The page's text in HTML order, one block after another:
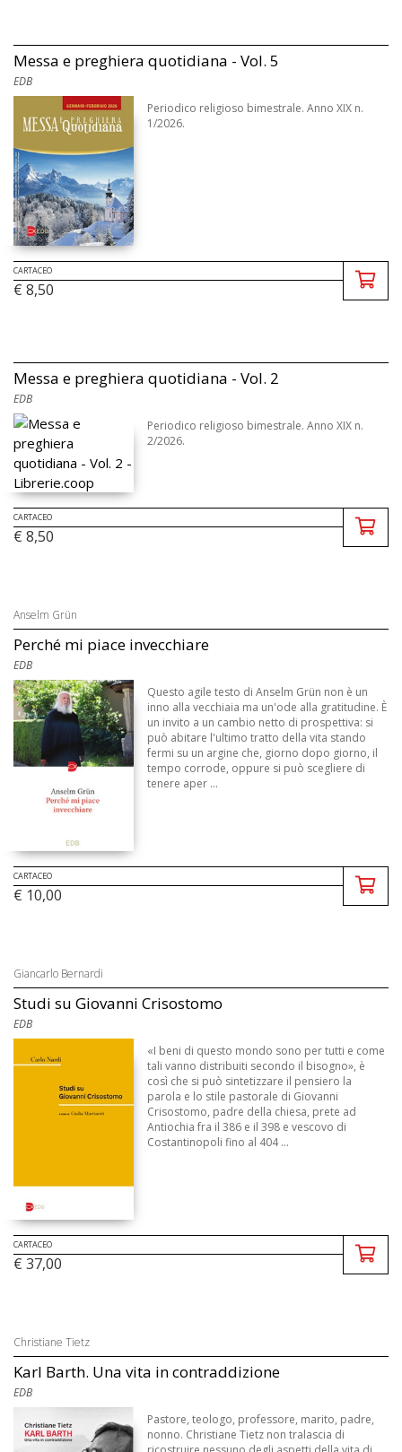
Messa e preghiera quotidiana - Vol. 5
EDB
Periodico religioso bimestrale. Anno XIX n.
1/2026.
CARTACEO
€ 8,50
Messa e preghiera quotidiana - Vol. 2
EDB
Periodico religioso bimestrale. Anno XIX n.
2/2026.
CARTACEO
€ 8,50
Anselm Grün
Perché mi piace invecchiare
EDB
Questo agile testo di Anselm Grün non è un
inno alla vecchiaia ma un'ode alla gratitudine. È
un invito a un cambio netto di prospettiva: si
può abitare l'ultimo tratto della vita stando
fermi su un argine che, giorno dopo giorno, il
tempo corrode, oppure si può scegliere di
tenere aper ...
CARTACEO
€ 10,00
Giancarlo Bernardi
Studi su Giovanni Crisostomo
EDB
«I beni di questo mondo sono per tutti e come
tali vanno distribuiti secondo il bisogno», è
così che si può sintetizzare il pensiero la
parola e lo stile pastorale di Giovanni
Crisostomo, padre della chiesa, prete ad
Antiochia fra il 386 e il 398 e vescovo di
Costantinopoli fino al 404 ...
CARTACEO
€ 37,00
Christiane Tietz
Karl Barth. Una vita in contraddizione
EDB
Pastore, teologo, professore, marito, padre,
nonno. Christiane Tietz non tralascia di